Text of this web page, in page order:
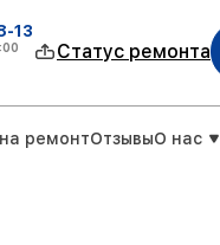
13
Статус ремонта
ремонтОтзывыО нас